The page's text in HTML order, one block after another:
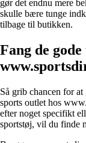
gør det endnu mere
skulle bære tunge
tilbage til butikken.
Fang de
Så grib chancen for at
sports outlet hos
efter noget specifikt
sportstøj, vil du finde